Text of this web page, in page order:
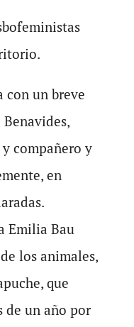
con un breve
compañero y
en
Emilia Bau
los animales,
que
de un año por